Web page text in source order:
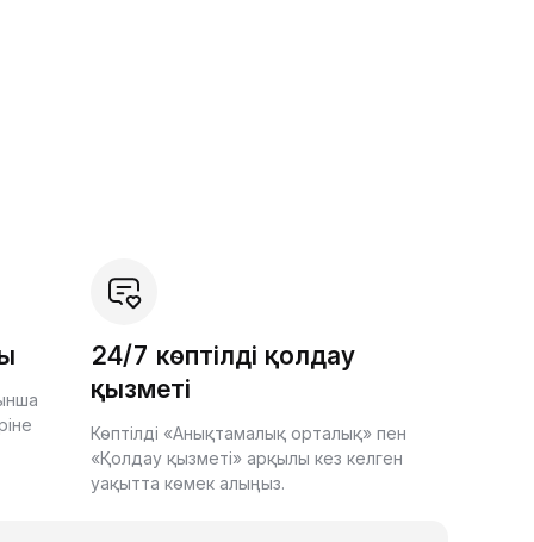
24/7 көптілді қолдау
қызметі
Көптілді «Анықтамалық орталық» пен
«Қолдау қызметі» арқылы кез келген
уақытта көмек алыңыз.